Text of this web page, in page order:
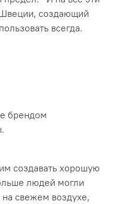
создающий
всегда.
брендом
создавать хорошую
людей могли
свежем воздухе,